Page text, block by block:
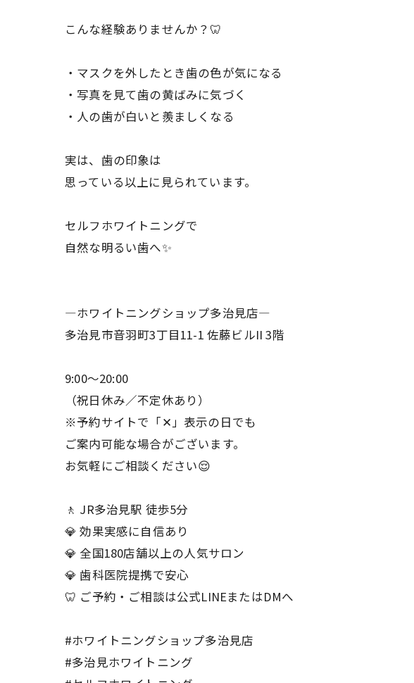
こんな経験ありませんか？🦷
・マスクを外したとき歯の色が気になる
・写真を見て歯の黄ばみに気づく
・人の歯が白いと羨ましくなる
実は、歯の印象は
思っている以上に見られています。
セルフホワイトニングで
自然な明るい歯へ✨
―ホワイトニングショップ多治見店―
多治見市音羽町3丁目11-1 佐藤ビルII 3階
9:00〜20:00
（祝日休み／不定休あり）
※予約サイトで「✕」表示の日でも
ご案内可能な場合がございます。
お気軽にご相談ください😌
🚶 JR多治見駅 徒歩5分
💎 効果実感に自信あり
💎 全国180店舗以上の人気サロン
💎 歯科医院提携で安心
🦷 ご予約・ご相談は公式LINEまたはDMへ
#ホワイトニングショップ多治見店
#多治見ホワイトニング